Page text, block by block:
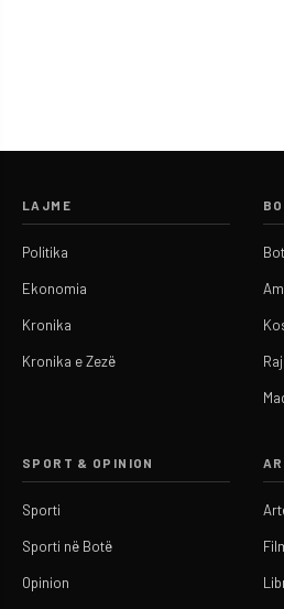
LAJME
Politika
Ekonomia
Kronika
Kronika e Zezë
SPORT & OPINION
Sporti
Sporti në Botë
Opinion